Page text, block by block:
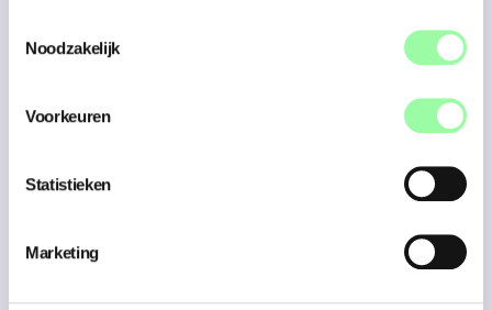
Noodzakelijk
Voorkeuren
Statistieken
Marketing